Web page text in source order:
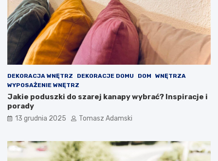
DEKORACJA WNĘTRZ DEKORACJE DOMU DOM
WNĘTRZA
WYPOSAŻENIE WNĘTRZ
Jakie poduszki do szarej kanapy wybrać? Inspiracje i
porady
13 grudnia 2025 Tomasz Adamski